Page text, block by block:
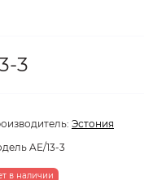
3
Эстония
AE/13-3
в наличии